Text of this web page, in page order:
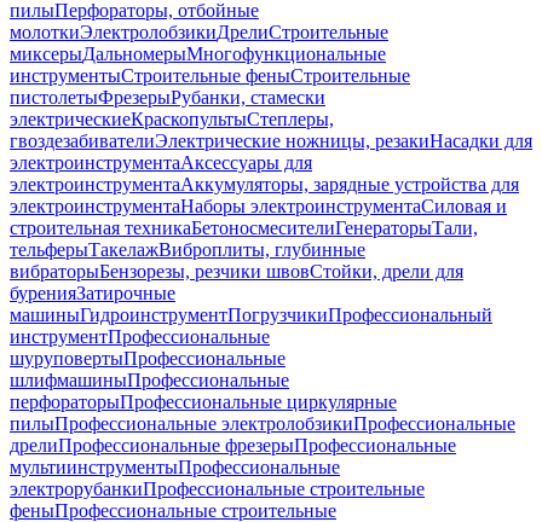
пилыПерфораторы, отбойные
молоткиЭлектролобзикиДрелиСтроительные
миксерыДальномерыМногофункциональные
инструментыСтроительные феныСтроительные
пистолетыФрезерыРубанки, стамески
электрическиеКраскопультыСтеплеры,
гвоздезабивателиЭлектрические ножницы, резакиНасадки для
электроинструментаАксессуары для
электроинструментаАккумуляторы, зарядные устройства для
электроинструментаНаборы электроинструментаСиловая и
строительная техникаБетоносмесителиГенераторыТали,
тельферыТакелажВиброплиты, глубинные
вибраторыБензорезы, резчики швовСтойки, дрели для
буренияЗатирочные
машиныГидроинструментПогрузчикиПрофессиональный
инструментПрофессиональные
шуруповертыПрофессиональные
шлифмашиныПрофессиональные
перфораторыПрофессиональные циркулярные
пилыПрофессиональные электролобзикиПрофессиональные
дрелиПрофессиональные фрезерыПрофессиональные
мультиинструментыПрофессиональные
электрорубанкиПрофессиональные строительные
феныПрофессиональные строительные